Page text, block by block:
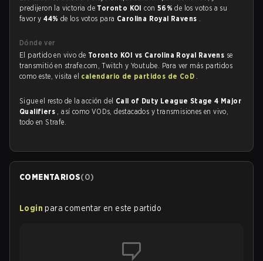
predijeron la victoria de Toronto KOIcon 56%de los votos a su
favor y44% de los votos para Carolina Royal Ravens .
Dónde ver
El partido en vivo de Toronto KOI vs Carolina Royal Ravens se
transmitió en strafe.com, Twitch y Youtube. Para ver más partidos
como este, visita el calendario de partidos de CoD .
Sigue el resto de la acción del Call of Duty League Stage 4 Major
Qualifiers , así como VODs, destacados y transmisiones en vivo,
todo en Strafe.
COMENTARIOS(0)
Login para comentar en este partido